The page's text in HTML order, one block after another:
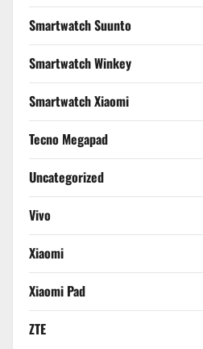
Smartwatch Suunto
Smartwatch Winkey
Smartwatch Xiaomi
Tecno Megapad
Uncategorized
Vivo
Xiaomi
Xiaomi Pad
ZTE